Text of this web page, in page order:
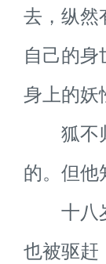
去，纵然
自己的
身上的妖
狐不归
的。但
十八岁
也被驱赶